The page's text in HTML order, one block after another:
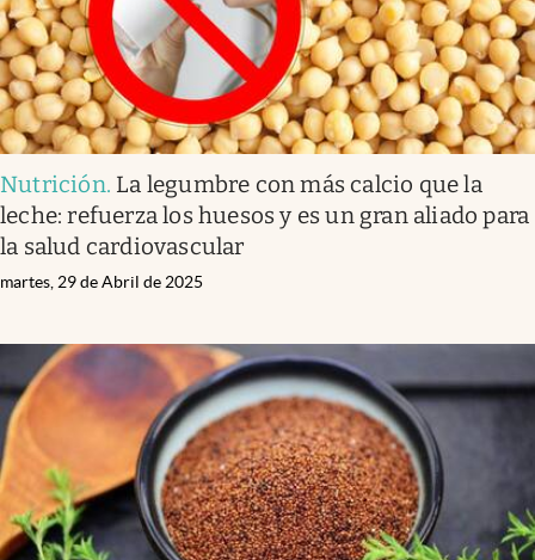
Nutrición. La legumbre con más calcio que la
leche: refuerza los huesos y es un gran aliado para
la salud cardiovascular
martes, 29 de Abril de 2025